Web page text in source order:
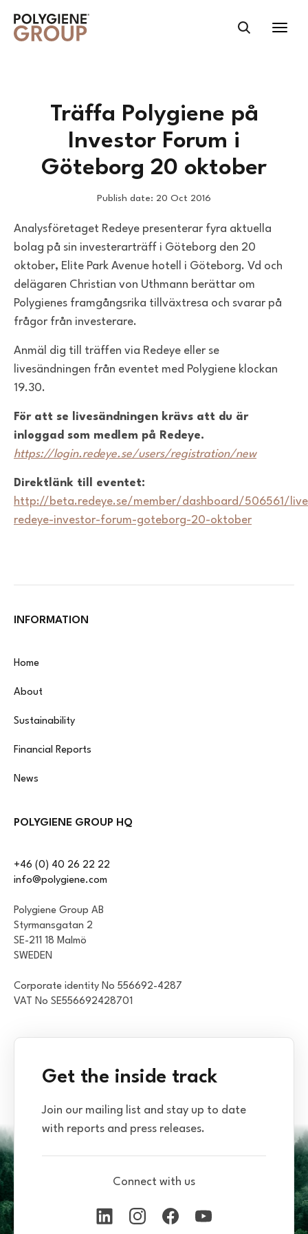
Träffa Polygiene på
Investor Forum i
Göteborg 20 oktober
Publish date: 20 Oct 2016
Analysföretaget Redeye presenterar fyra aktuella
bolag på sin investerarträff i Göteborg den 20
oktober, Elite Park Avenue hotell i Göteborg. Vd och
delägaren Christian von Uthmann berättar om
Polygienes framgångsrika tillväxtresa och svarar på
frågor från investerare.
Anmäl dig till träffen via Redeye eller se
livesändningen från eventet med Polygiene klockan
19.30.
För att se livesändningen krävs att du är
inloggad som medlem på Redeye.
https://login.redeye.se/users/registration/new
Direktlänk till eventet:
http://beta.redeye.se/member/dashboard/506561/
redeye-investor-forum-goteborg-20-oktober
INFORMATION
Home
About
Sustainability
Financial Reports
News
POLYGIENE GROUP HQ
+46 (0) 40 26 22 22
info@polygiene.com
Polygiene Group AB
Styrmansgatan 2
SE-211 18 Malmö
SWEDEN
Corporate identity No 556692-4287
VAT No SE556692428701
Get the inside track
Join our mailing list and stay up to date
with reports and press releases.
Connect with us